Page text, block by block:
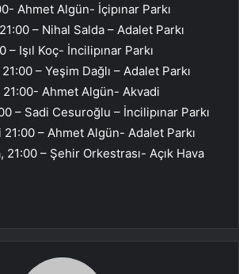
Ahmet Algün- İçipınar Parkı
– Nihal Salda – Adalet Parkı
– Işıl Koç- İncilipınar Parkı
– Yeşim Dağlı – Adalet Parkı
21:00- Ahmet Algün- Akvadi
– Sadi Cesuroğlu – İncilipınar Parkı
– Ahmet Algün- Adalet Parkı
21:00 – Şehir Orkestrası- Açık Hava